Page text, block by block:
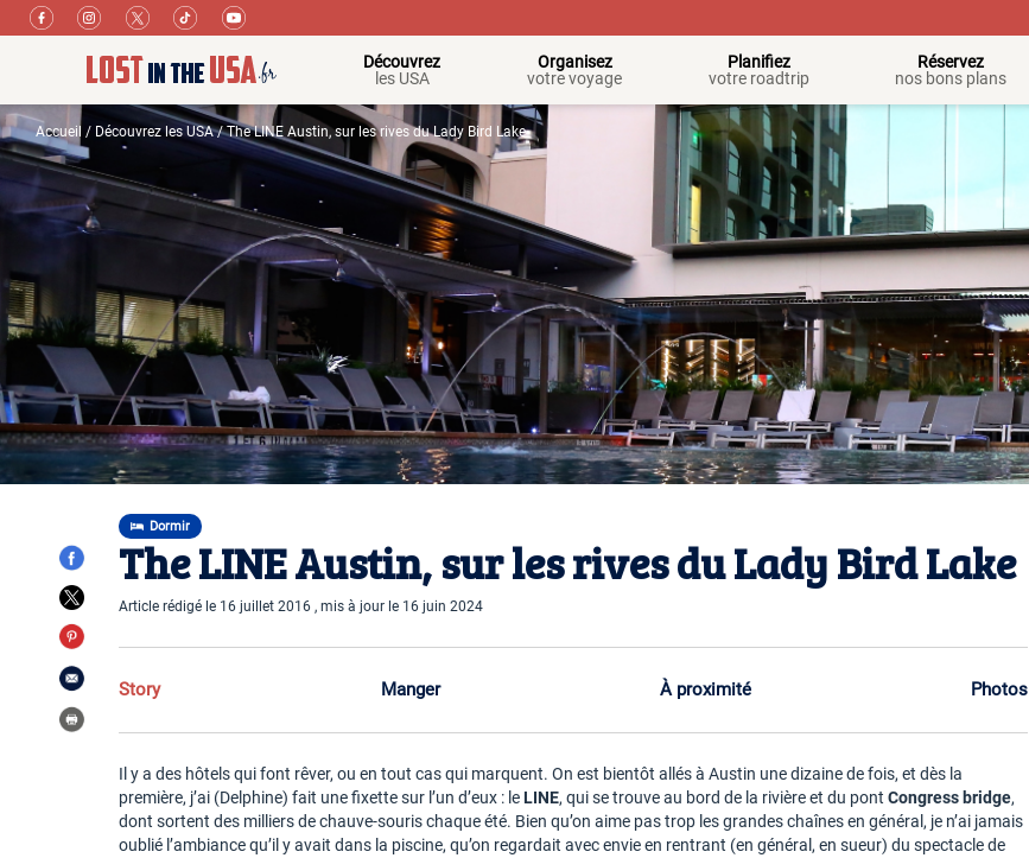
Découvrez
les USA
Organisez
votre voyage
Planifiez
votre roadtrip
Réservez
nos bons plans
Accueil / Découvrez les USA/ The LINE Austin, sur les rives du Lady Bird Lake
Dormir
The LINE Austin, sur les rives du Lady Bird Lake
Article rédigé le 16 juillet 2016 , mis à jour le 16 juin 2024
Story Manger À proximité Photos
Il y a des hôtels qui font rêver, ou en tout cas qui marquent. On est bientôt allés à Austin une dizaine de fois, et dès la
première, j’ai (Delphine) fait une fixette sur l’un d’eux : leLINE, qui se trouve au bord de la rivière et du pontCongress bridge,
dont sortent des milliers de chauve-souris chaque été. Bien qu’on aime pas trop les grandes chaînes en général, je n’ai jamais
oublié l’ambiance qu’il y avait dans la piscine, qu’on regardait avec envie en rentrant (en général, en sueur) du spectacle de